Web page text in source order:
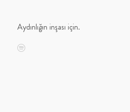
Aydınlığın inşası için.